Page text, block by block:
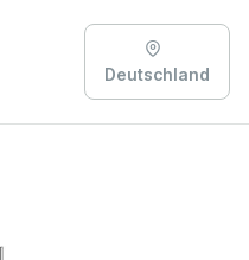
Deutschland